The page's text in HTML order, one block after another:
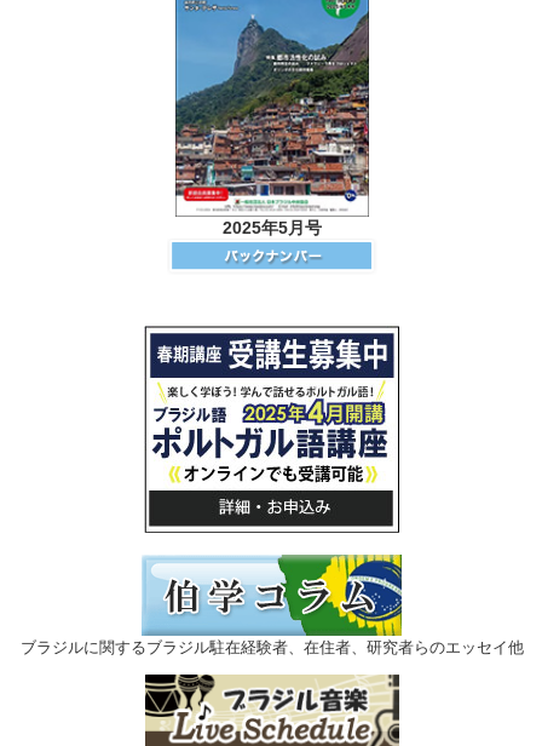
2025年5月号
ブラジルに関するブラジル駐在経験者、在住者、研究者らのエッセイ他